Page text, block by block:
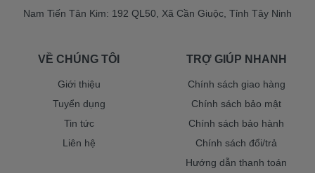
Nam Tiến Tân Kim: 192 QL50, Xã Cần Giuộc, Tỉnh Tây Ninh
VỀ CHÚNG TÔI
Giới thiệu
Tuyển dụng
Tin tức
Liên hệ
TRỢ GIÚP NHANH
Chính sách giao hàng
Chính sách bảo mật
Chính sách bảo hành
Chính sách đổi/trả
Hướng dẫn thanh toán